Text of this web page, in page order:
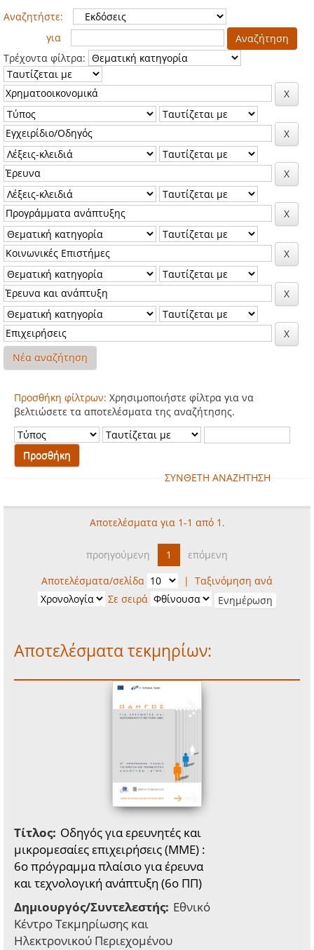
Αναζητήστε:
για
Τρέχοντα φίλτρα:
Νέα αναζήτηση
Προσθήκη φίλτρων: Χρησιμοποιήστε φίλτρα για να
βελτιώσετε τα αποτελέσματα της αναζήτησης.
ΣΥΝΘΕΤΗ ΑΝΑΖΗΤΗΣΗ
Αποτελέσματα για 1-1 από 1.
προηγούμενη 1
επόμενη
Αποτελέσματα/σελίδα
| Ταξινόμηση ανά
Σε σειρά
Αποτελέσματα τεκμηρίων:
Τίτλος: Οδηγός για ερευνητές και
μικρομεσαίες επιχειρήσεις (ΜΜΕ) :
6o πρόγραμμα πλαίσιο για έρευνα
και τεχνολογική ανάπτυξη (6ο ΠΠ)
Δημιουργός/Συντελεστής: Εθνικό
Κέντρο Τεκμηρίωσης και
Ηλεκτρονικού Περιεχομένου